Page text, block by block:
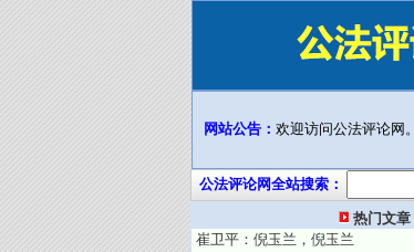
网站公告： 欢迎访问公法评论网
公法评论网全站搜索：
热门文章
崔卫平：倪玉兰，倪玉兰